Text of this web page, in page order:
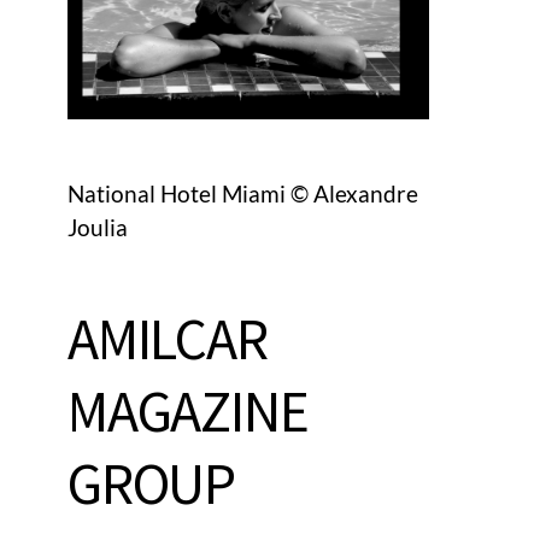
National Hotel Miami © Alexandre
Joulia
AMILCAR
MAGAZINE
GROUP